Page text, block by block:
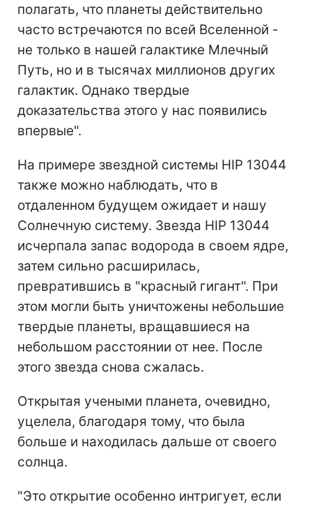
полагать, что планеты действительно
часто встречаются по всей Вселенной -
не только в нашей галактике Млечный
Путь, но и в тысячах миллионов других
галактик. Однако твердые
доказательства этого у нас появились
впервые".
На примере звездной системы HIP 13044
также можно наблюдать, что в
отдаленном будущем ожидает и нашу
Солнечную систему. Звезда HIP 13044
исчерпала запас водорода в своем ядре,
затем сильно расширилась,
превратившись в "красный гигант". При
этом могли быть уничтожены небольшие
твердые планеты, вращавшиеся на
небольшом расстоянии от нее. После
этого звезда снова сжалась.
Открытая учеными планета, очевидно,
уцелела, благодаря тому, что была
больше и находилась дальше от своего
солнца.
"Это открытие особенно интригует, если